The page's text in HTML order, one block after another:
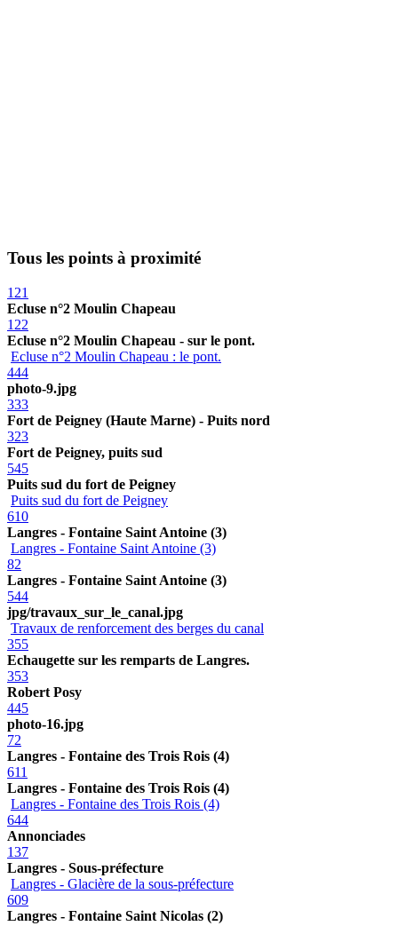
Tous les points à proximité
121
Ecluse n°2 Moulin Chapeau
122
Ecluse n°2 Moulin Chapeau - sur le pont.
Ecluse n°2 Moulin Chapeau : le pont.
444
photo-9.jpg
333
Fort de Peigney (Haute Marne) - Puits nord
323
Fort de Peigney, puits sud
545
Puits sud du fort de Peigney
Puits sud du fort de Peigney
610
Langres - Fontaine Saint Antoine (3)
Langres - Fontaine Saint Antoine (3)
82
Langres - Fontaine Saint Antoine (3)
544
jpg/travaux_sur_le_canal.jpg
Travaux de renforcement des berges du canal
355
Echaugette sur les remparts de Langres.
353
Robert Posy
445
photo-16.jpg
72
Langres - Fontaine des Trois Rois (4)
611
Langres - Fontaine des Trois Rois (4)
Langres - Fontaine des Trois Rois (4)
644
Annonciades
137
Langres - Sous-préfecture
Langres - Glacière de la sous-préfecture
609
Langres - Fontaine Saint Nicolas (2)